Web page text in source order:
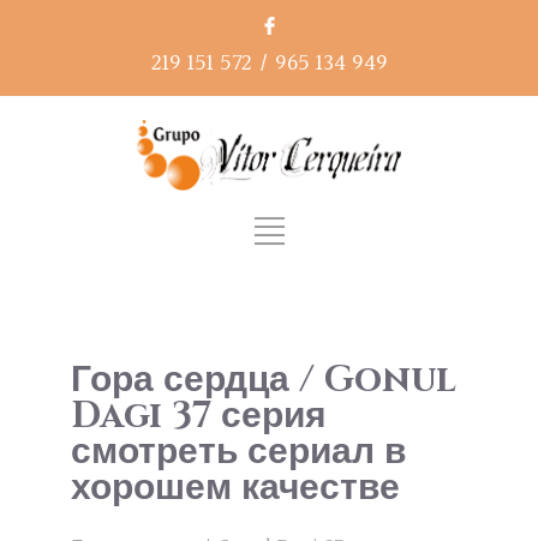
219 151 572 / 965 134 949
Гора сердца / Gonul
Dagi 37 серия
смотреть сериал в
хорошем качестве